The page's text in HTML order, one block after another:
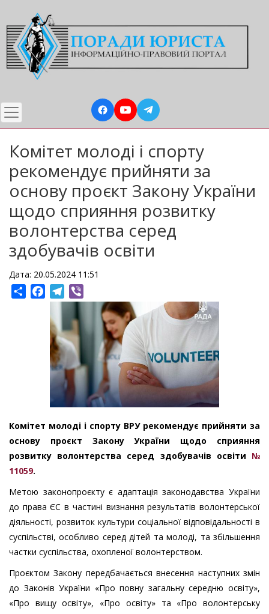
до
основного
вмісту
Комітет молоді і спорту
рекомендує прийняти за
основу проєкт Закону України
щодо сприяння розвитку
волонтерства серед
здобувачів освіти
Дата: 20.05.2024 11:51
ShareFacebookTelegram
Комітет молоді і спорту ВРУ рекомендує прийняти за
основу проєкт Закону України щодо сприяння
розвитку волонтерства серед здобувачів освіти №
11059.
Метою законопроєкту є адаптація законодавства України
до права ЄС в частині визнання результатів волонтерської
діяльності, розвиток культури соціальної відповідальності в
суспільстві, особливо серед дітей та молоді, та збільшення
частки суспільства, охопленої волонтерством.
Проєктом Закону передбачається внесення наступних змін
до Законів України «Про повну загальну середню освіту»,
«Про вищу освіту», «Про освіту» та «Про волонтерську